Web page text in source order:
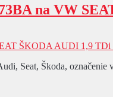
na VW
Seat, Škoda,